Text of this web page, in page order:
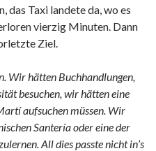
das Taxi landete da, wo es
vierzig Minuten. Dann
Ziel.
Wir hätten Buchhandlungen,
besuchen, wir hätten eine
aufsuchen müssen. Wir
Santería oder eine der
All dies passte nicht in’s